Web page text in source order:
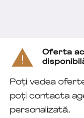
Oferta
Poți vedea
poți contacta
personalizată.